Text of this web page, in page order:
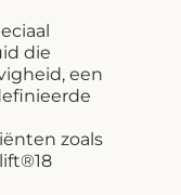
die
een
zoals